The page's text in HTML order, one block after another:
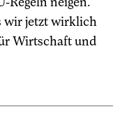
wir jetzt wirklich
Wirtschaft und